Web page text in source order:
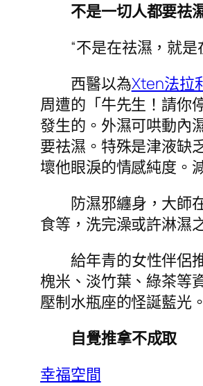
不是一切人都要祛
“不是在祛濕，就
西醫以為Xten法拉
周遭的「牛先生！請你
發生的。外濕可哄動內
要祛濕。特殊是津液缺
壞他眼淚的情感純度。
防濕邪纏身，大師
食等，洗完澡或許淋濕
給年青的女性伴侶
槐米、淡竹葉、綠茶等
壓制水瓶座的怪誕藍光
自覺推拿不成取
幸福空間